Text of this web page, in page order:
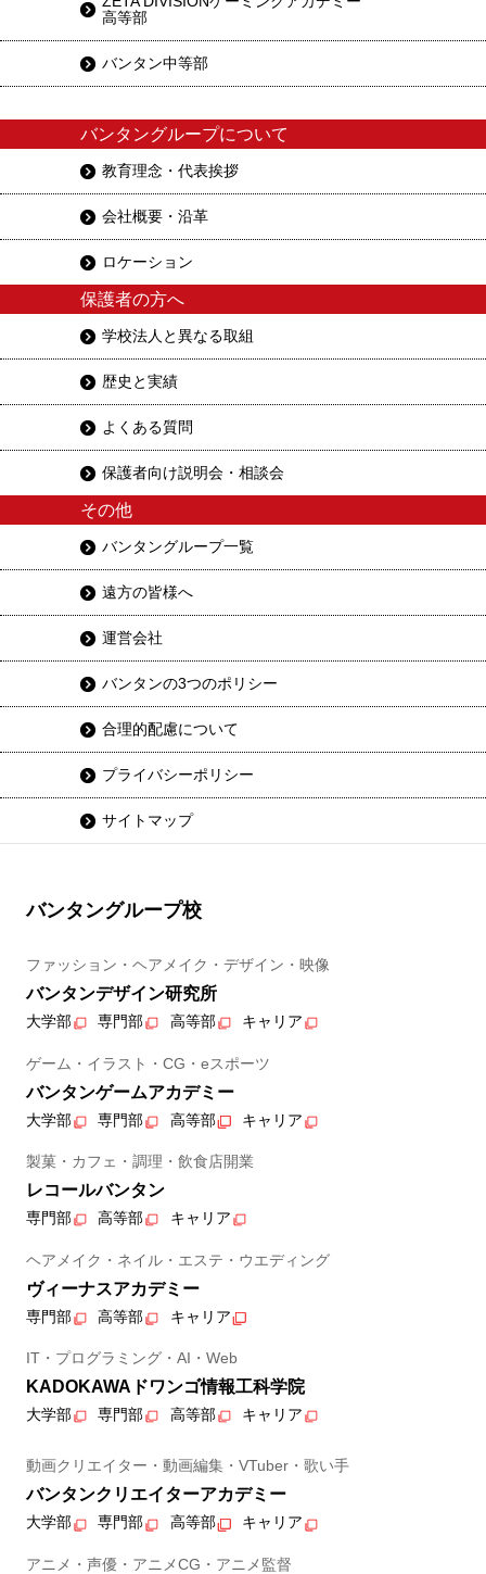
高等部
バンタン中等部
バンタングループについて
教育理念・代表挨拶
会社概要・沿革
ロケーション
保護者の方へ
学校法人と異なる取組
歴史と実績
よくある質問
保護者向け説明会・相談会
その他
バンタングループ一覧
遠方の皆様へ
運営会社
バンタンの3つのポリシー
合理的配慮について
プライバシーポリシー
サイトマップ
バンタングループ校
ファッション・ヘアメイク・デザイン・映像
バンタンデザイン研究所
大学部 専門部 高等部 キャリア
ゲーム・イラスト・CG・eスポーツ
バンタンゲームアカデミー
大学部 専門部 高等部 キャリア
製菓・カフェ・調理・飲食店開業
レコールバンタン
専門部 高等部 キャリア
ヘアメイク・ネイル・エステ・ウエディング
ヴィーナスアカデミー
専門部 高等部 キャリア
IT・プログラミング・AI・Web
KADOKAWAドワンゴ情報工科学院
大学部 専門部 高等部 キャリア
動画クリエイター・動画編集・VTuber・歌い手
バンタンクリエイターアカデミー
大学部 専門部 高等部 キャリア
アニメ・声優・アニメCG・アニメ監督